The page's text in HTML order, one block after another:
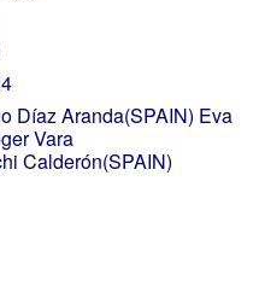
Díaz Aranda(SPAIN) Eva
Vara
Calderón(SPAIN)